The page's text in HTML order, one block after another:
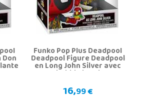
Funko Pop Plus Deadpool
Deadpool Figure Deadpool
en Long John Silver avec
bobble head
16,99 €